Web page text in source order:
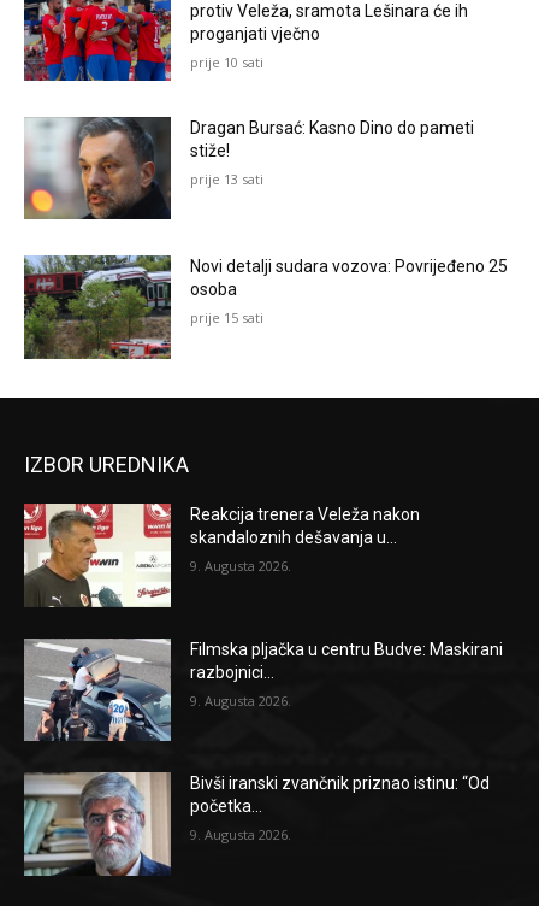
protiv Veleža, sramota Lešinara će ih
proganjati vječno
prije 10 sati
Dragan Bursać: Kasno Dino do pameti
stiže!
prije 13 sati
Novi detalji sudara vozova: Povrijeđeno 25
osoba
prije 15 sati
IZBOR UREDNIKA
Reakcija trenera Veleža nakon
skandaloznih dešavanja u...
9. Augusta 2026.
Filmska pljačka u centru Budve: Maskirani
razbojnici...
9. Augusta 2026.
Bivši iranski zvančnik priznao istinu: “Od
početka...
9. Augusta 2026.